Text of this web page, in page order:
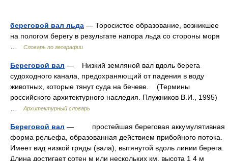
береговой вал льда — Торосистое образование, возникшее
на пологом берегу в результате напора льда со стороны моря
Словарь по географии
Береговой вал — Низкий земляной вал вдоль берега
судоходного канала, предохраняющий от падения в воду
животных, которые тянут суда на бечеве. (Термины
российского архитектурного наследия. Плужников В.И., 1995)
Архитектурный словарь
Береговой вал — простейшая береговая аккумулятивная
форма рельефа, образованная действием прибойного потока.
Имеет вид низкой гряды (вала), вытянутой вдоль линии берега.
Длина достигает сотен м или нескольких км, высота 1 4 м